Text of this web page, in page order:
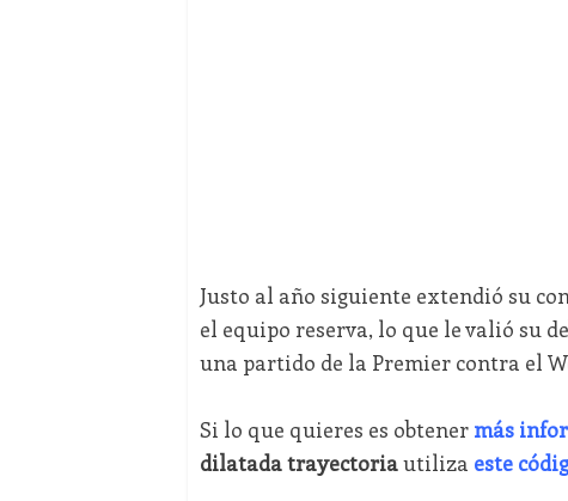
Justo al año siguiente extendió su
el equipo reserva, lo que le valió su
una partido de la Premier contra el
Si lo que quieres es obtener más
dilatada trayectoriautiliza este